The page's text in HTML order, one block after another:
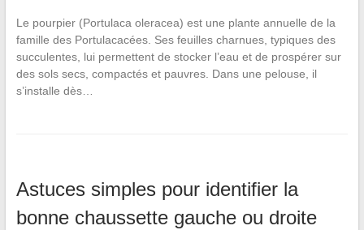
Le pourpier (Portulaca oleracea) est une plante annuelle de la
famille des Portulacacées. Ses feuilles charnues, typiques des
succulentes, lui permettent de stocker l’eau et de prospérer sur
des sols secs, compactés et pauvres. Dans une pelouse, il
s’installe dès…
Astuces simples pour identifier la
bonne chaussette gauche ou droite